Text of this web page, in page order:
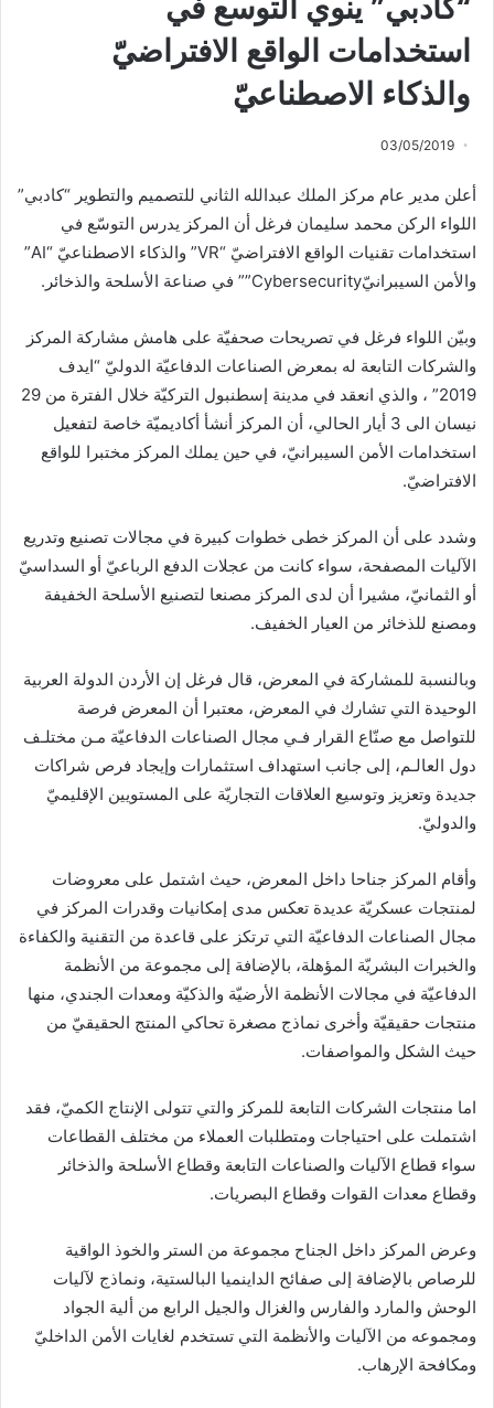
“كادبي” ينوي التوسع في
استخدامات الواقع الافتراضيّ
والذكاء الاصطناعيّ
03/05/2019
أعلن مدير عام مركز الملك عبدالله الثاني للتصميم والتطوير “كادبي”
اللواء الركن محمد سليمان فرغل أن المركز يدرس التوسّع في
استخدامات تقنيات الواقع الافتراضيّ “VR” والذكاء الاصطناعيّ “AI”
والأمن السيبرانيّCybersecurity”” في صناعة الأسلحة والذخائر.
وبيّن اللواء فرغل في تصريحات صحفيّة على هامش مشاركة المركز
والشركات التابعة له بمعرض الصناعات الدفاعيّة الدوليّ “ايدف
2019” ، والذي انعقد في مدينة إسطنبول التركيّة خلال الفترة من 29
نيسان الى 3 أيار الحالي، أن المركز أنشأ أكاديميّة خاصة لتفعيل
استخدامات الأمن السيبرانيّ، في حين يملك المركز مختبرا للواقع
الافتراضيّ.
وشدد على أن المركز خطى خطوات كبيرة في مجالات تصنيع وتدريع
الآليات المصفحة، سواء كانت من عجلات الدفع الرباعيّ أو السداسيّ
أو الثمانيّ، مشيرا أن لدى المركز مصنعا لتصنيع الأسلحة الخفيفة
ومصنع للذخائر من العيار الخفيف.
وبالنسبة للمشاركة في المعرض، قال فرغل إن الأردن الدولة العربية
الوحيدة التي تشارك في المعرض، معتبرا أن المعرض فرصة
للتواصل مع صنّاع القرار فـي مجال الصناعات الدفاعيّة مـن مختلـف
دول العالـم، إلى جانب استهداف استثمارات وإيجاد فرص شراكات
جديدة وتعزيز وتوسيع العلاقات التجاريّة على المستويين الإقليميّ
والدوليّ.
وأقام المركز جناحا داخل المعرض، حيث اشتمل على معروضات
لمنتجات عسكريّة عديدة تعكس مدى إمكانيات وقدرات المركز في
مجال الصناعات الدفاعيّة التي ترتكز على قاعدة من التقنية والكفاءة
والخبرات البشريّة المؤهلة، بالإضافة إلى مجموعة من الأنظمة
الدفاعيّة في مجالات الأنظمة الأرضيّة والذكيّة ومعدات الجندي، منها
منتجات حقيقيّة وأخرى نماذج مصغرة تحاكي المنتج الحقيقيّ من
حيث الشكل والمواصفات.
اما منتجات الشركات التابعة للمركز والتي تتولى الإنتاج الكميّ، فقد
اشتملت على احتياجات ومتطلبات العملاء من مختلف القطاعات
سواء قطاع الآليات والصناعات التابعة وقطاع الأسلحة والذخائر
وقطاع معدات القوات وقطاع البصريات.
وعرض المركز داخل الجناح مجموعة من الستر والخوذ الواقية
للرصاص بالإضافة إلى صفائح الداينميا البالستية، ونماذج لآليات
الوحش والمارد والفارس والغزال والجيل الرابع من ألية الجواد
ومجموعه من الآليات والأنظمة التي تستخدم لغايات الأمن الداخليّ
ومكافحة الإرهاب.